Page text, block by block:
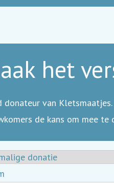
het
donateur van
de kans om mee te